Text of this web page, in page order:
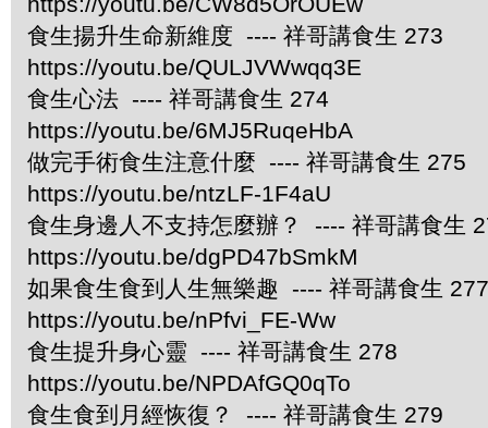
食生揚升生命新維度 ---- 祥哥講食生 273
https://youtu.be/QULJVWwqq3E
食生心法 ---- 祥哥講食生 274
https://youtu.be/6MJ5RuqeHbA
做完手術食生注意什麼 ---- 祥哥講食生 275
https://youtu.be/ntzLF-1F4aU
食生身邊人不支持怎麼辦？ ---- 祥哥講食生
https://youtu.be/dgPD47bSmkM
如果食生食到人生無樂趣 ---- 祥哥講食生 277
https://youtu.be/nPfvi_FE-Ww
食生提升身心靈 ---- 祥哥講食生 278
https://youtu.be/NPDAfGQ0qTo
食生食到月經恢復？ ---- 祥哥講食生 279